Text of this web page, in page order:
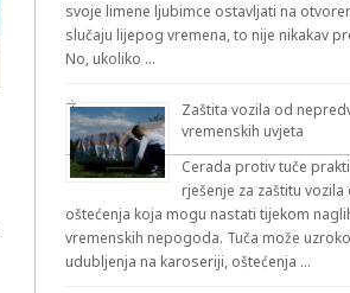
svoje limene ljubimce ostavljati na
slučaju lijepog vremena, to nije nikakav
No, ukoliko …
Zaštita vozila od
vremenskih uvjeta
Cerada protiv tuče
rješenje za zaštitu vozila
oštećenja koja mogu nastati tijekom
vremenskih nepogoda. Tuča može
udubljenja na karoseriji, oštećenja …